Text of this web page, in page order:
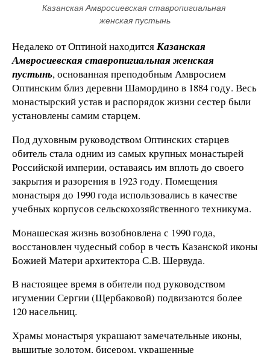
Казанская Амвросиевская ставропигиальная
женская пустынь
Недалеко от Оптиной находитсяКазанская
Амвросиевская ставропигиальная женская
пустынь, основанная преподобным Амвросием
Оптинским близ деревни Шамордино в 1884 году. Весь
монастырский устав и распорядок жизни сестер были
установлены самим старцем.
Под духовным руководством Оптинских старцев
обитель стала одним из самых крупных монастырей
Российской империи, оставаясь им вплоть до своего
закрытия и разорения в 1923 году. Помещения
монастыря до 1990 года использовались в качестве
учебных корпусов сельскохозяйственного техникума.
Монашеская жизнь возобновлена с 1990 года,
восстановлен чудесный собор в честь Казанской иконы
Божией Матери архитектора С.В. Шервуда.
В настоящее время в обители под руководством
игумении Сергии (Щербаковой) подвизаются более
120 насельниц.
Храмы монастыря украшают замечательные иконы,
вышитые золотом, бисером, украшенные